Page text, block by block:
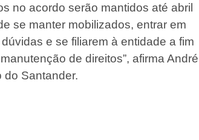
no acordo serão mantidos até abril
se manter mobilizados, entrar em
e se filiarem à entidade a fim
de direitos”, afirma André
do Santander.